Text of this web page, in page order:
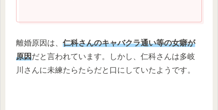
離婚原因は、 仁科さんのキャバクラ通い等の女癖が
原因だと言われています。しかし、仁科さんは多岐
川さんに未練たらたらだと口にしていたようです。